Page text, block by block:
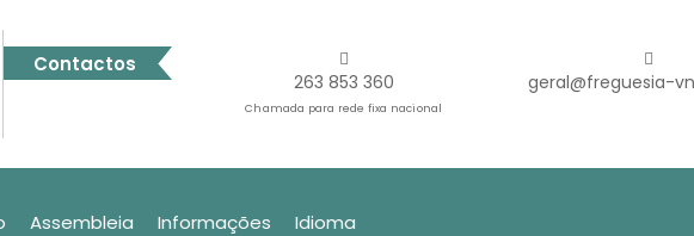
Contactos
263 853 360
Chamada para rede fixa nacional
geral@freguesia-
Assembleia Informações Idioma